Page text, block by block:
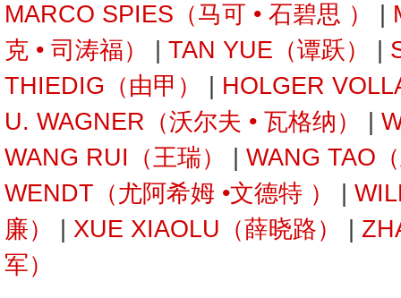
MARCO SPIES（马可 • 石碧思 ）
克 • 司涛福）
TAN YUE（谭跃）
THIEDIG（由甲）
HOLGER
U. WAGNER（沃尔夫 • 瓦格纳）
WANG RUI（王瑞）
WANG TAO
WENDT（尤阿希姆 •文德特 ）
廉）
XUE XIAOLU（薛晓路）
军）